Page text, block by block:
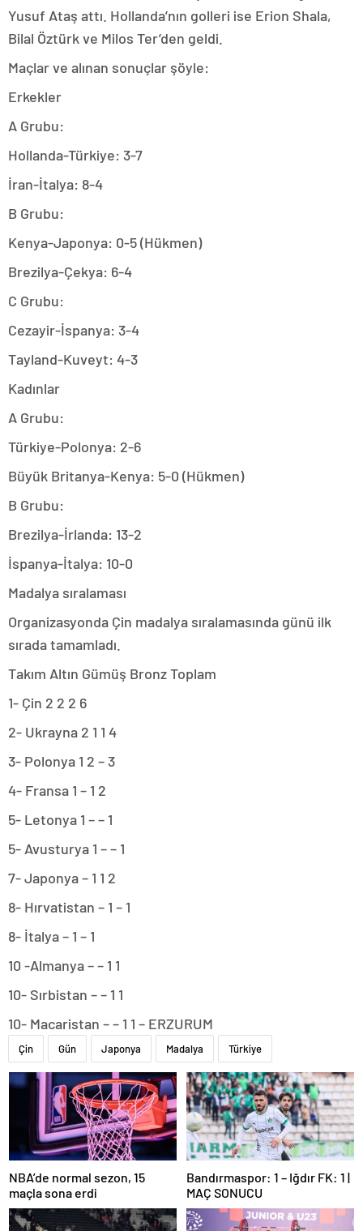
Yusuf Ataş attı. Hollanda’nın golleri ise Erion Shala,
Bilal Öztürk ve Milos Ter’den geldi.
Maçlar ve alınan sonuçlar şöyle:
Erkekler
A Grubu:
Hollanda-Türkiye: 3-7
İran-İtalya: 8-4
B Grubu:
Kenya-Japonya: 0-5 (Hükmen)
Brezilya-Çekya: 6-4
C Grubu:
Cezayir-İspanya: 3-4
Tayland-Kuveyt: 4-3
Kadınlar
A Grubu:
Türkiye-Polonya: 2-6
Büyük Britanya-Kenya: 5-0 (Hükmen)
B Grubu:
Brezilya-İrlanda: 13-2
İspanya-İtalya: 10-0
Madalya sıralaması
Organizasyonda Çin madalya sıralamasında günü ilk
sırada tamamladı.
Takım Altın Gümüş Bronz Toplam
1- Çin 2 2 2 6
2- Ukrayna 2 1 1 4
3- Polonya 1 2 – 3
4- Fransa 1 – 1 2
5- Letonya 1 – – 1
5- Avusturya 1 – – 1
7- Japonya – 1 1 2
8- Hırvatistan – 1 – 1
8- İtalya – 1 – 1
10 -Almanya – – 1 1
10- Sırbistan – – 1 1
10- Macaristan – – 1 1 – ERZURUM
Çin Gün Japonya Madalya Türkiye
NBA’de normal sezon, 15
maçla sona erdi
Bandırmaspor: 1 – Iğdır FK: 1 |
MAÇ SONUCU